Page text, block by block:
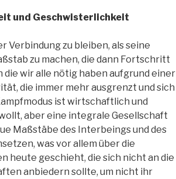
und Geschwisterlichkeit
Verbindung zu bleiben, als seine
zu machen, die dann Fortschritt
die wir alle nötig haben aufgrund einer
die immer mehr ausgrenzt und sich
ist wirtschaftlich und
aber eine integrale Gesellschaft
Maßstäbe des Interbeings und des
was vor allem über die
heute geschieht, die sich nicht an die
anbiedern sollte, um nicht ihr